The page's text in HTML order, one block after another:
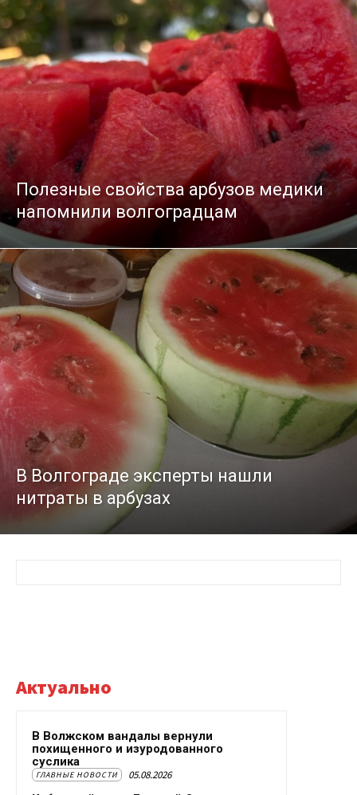
Полезные свойства арбузов медики
напомнили волгоградцам
В Волгограде эксперты нашли
нитраты в арбузах
Актуально
В Волжском вандалы вернули
похищенного и изуродованного
суслика
ГЛАВНЫЕ НОВОСТИ 05.08.2026